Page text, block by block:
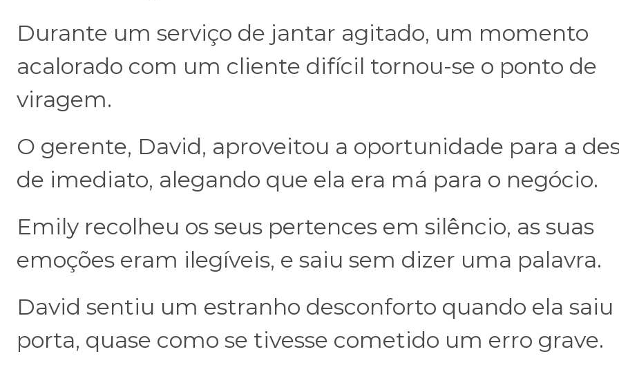
Durante um serviço de jantar agitado, um momento
acalorado com um cliente difícil tornou-se o ponto de
viragem.
O gerente, David, aproveitou a oportunidade para a
de imediato, alegando que ela era má para o negócio.
Emily recolheu os seus pertences em silêncio, as suas
emoções eram ilegíveis, e saiu sem dizer uma palavra.
David sentiu um estranho desconforto quando ela saiu
porta, quase como se tivesse cometido um erro grave.